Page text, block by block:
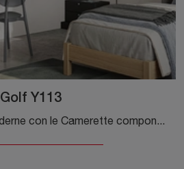
Golf Y113
Arreda stanzette moderne con le Camerette componibili Colombini Casa! Il modello Golf Y113 in melaminico è per ragazzi.